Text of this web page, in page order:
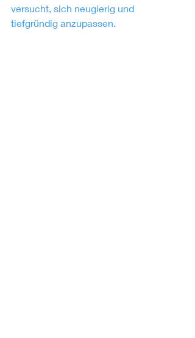
versucht, sich neugierig und
tiefgründig anzupassen.